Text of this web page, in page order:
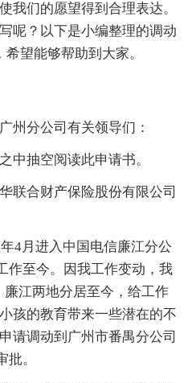
我们的愿望得到合理表达。
呢？以下是小编整理的调动
望能够帮助到大家。
州分公司有关领导们：
中抽空阅读此申请书。
联合财产保险股份有限公司
4月进入中国电信廉江分公
作至今。因我工作变动，我
江两地分居至今，给工作
孩的教育带来一些潜在的不
请调动到广州市番禺分公司
。